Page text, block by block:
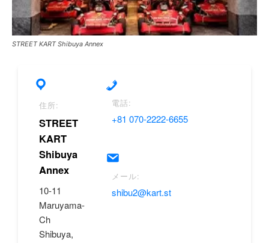
STREET KART Shibuya Annex
住所:
STREET
KART
Shibuya
Annex
10-11
Maruyama-
Ch
Shibuya,
電話:
+81 070-2222-6655
メール:
shibu2@kart.st